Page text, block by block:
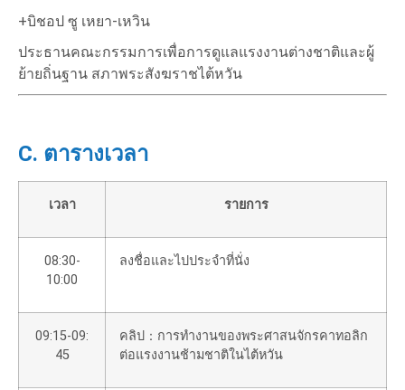
+บิชอป ซู เหยา-เหวิน
ประธานคณะกรรมการเพื่อการดูแลแรงงานต่างชาติและผู้
ย้ายถิ่นฐาน สภาพระสังฆราชไต้หวัน
C. ตารางเวลา
เวลา รายการ
08:30-
10:00
ลงชื่อและไปประจำที่นั่ง
09:15-09:
45
คลิป：การทำงานของพระศาสนจักรคาทอลิก
ต่อแรงงานช้ามชาติในไต้หวัน